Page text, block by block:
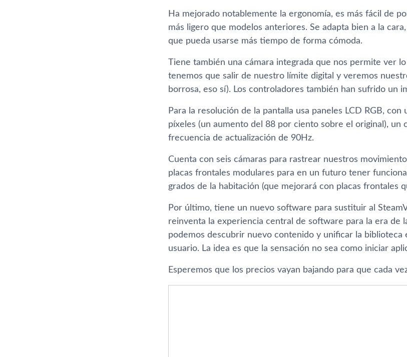
Ha mejorado notablemente la ergonomía, es más fácil de
más ligero que modelos anteriores. Se adapta bien a la
que pueda usarse más tiempo de forma cómoda.
Tiene también una cámara integrada que nos permite ver
tenemos que salir de nuestro límite digital y veremos
borrosa, eso sí). Los controladores también han sufrido un
Para la resolución de la pantalla usa paneles LCD RGB,
píxeles (un aumento del 88 por ciento sobre el original), un
frecuencia de actualización de 90Hz.
Cuenta con seis cámaras para rastrear nuestros
placas frontales modulares para en un futuro tener
grados de la habitación (que mejorará con placas frontales
Por último, tiene un nuevo software para sustituir al
reinventa la experiencia central de software para la era de
podemos descubrir nuevo contenido y unificar la biblioteca
usuario. La idea es que la sensación no sea como iniciar
Esperemos que los precios vayan bajando para que cada